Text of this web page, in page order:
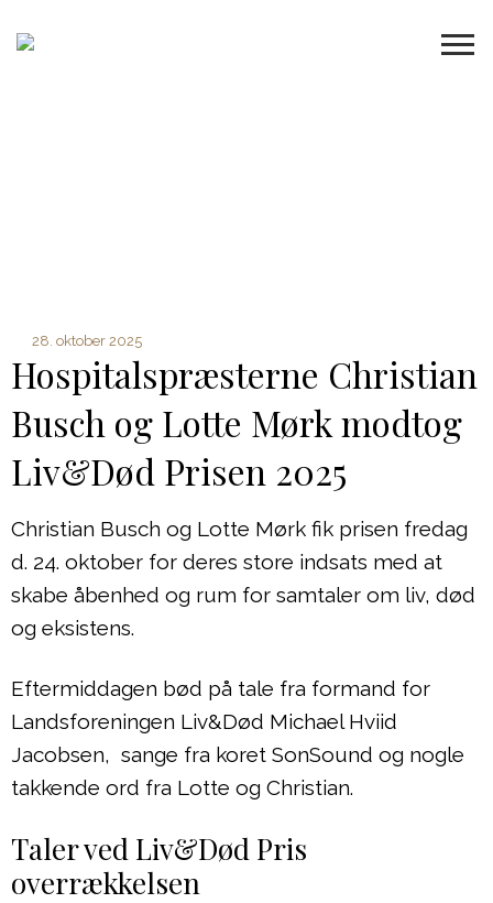
28. oktober 2025
Hospitalspræsterne Christian
Busch og Lotte Mørk modtog
Liv&Død Prisen 2025
Christian Busch og Lotte Mørk fik prisen fredag
d. 24. oktober for deres store indsats med at
skabe åbenhed og rum for samtaler om liv, død
og eksistens.
Eftermiddagen bød på tale fra formand for
Landsforeningen Liv&Død Michael Hviid
Jacobsen, sange fra koret SonSound og nogle
takkende ord fra Lotte og Christian.
Taler ved Liv&Død Pris
overrækkelsen